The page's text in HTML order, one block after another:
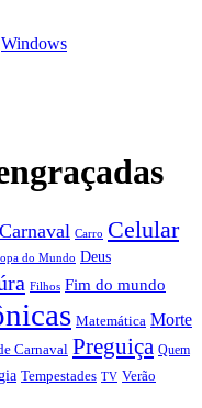
Windows
Carnaval Carro Celular
do Mundo Deus
Filhos Fim do mundo
Matemática Morte
Carnaval Preguiça Quem
Tempestades TV Verão